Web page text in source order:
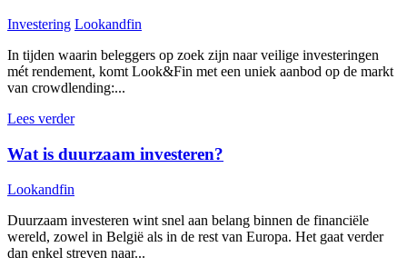
Investering Lookandfin
In tijden waarin beleggers op zoek zijn naar veilige investeringen
mét rendement, komt Look&Fin met een uniek aanbod op de markt
van crowdlending:...
Lees verder
Wat is duurzaam investeren?
Lookandfin
Duurzaam investeren wint snel aan belang binnen de financiële
wereld, zowel in België als in de rest van Europa. Het gaat verder
dan enkel streven naar...